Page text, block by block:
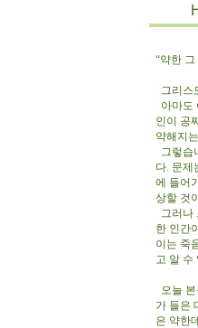
“약한
그리스
아마도
인이 공
약해지
그렇습
다. 문제
에 들어
상할 것
그러나
한 인간
이는 죽
고 알
오늘
가 들은
은 약한